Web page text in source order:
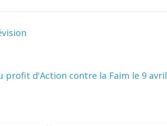
profit d'Action contre la Faim le 9 avril